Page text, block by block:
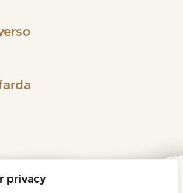
privacy
ORDINE MAURIZIANO